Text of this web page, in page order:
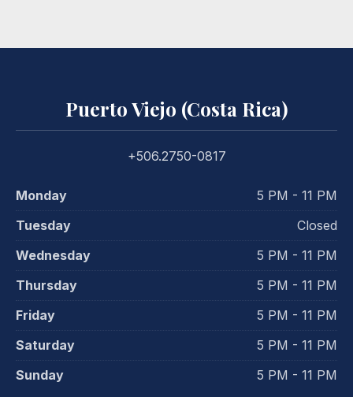
Puerto Viejo (Costa Rica)
+506.2750-0817
Monday
5 PM - 11 PM
Tuesday
Closed
Wednesday
5 PM - 11 PM
Thursday
5 PM - 11 PM
Friday
5 PM - 11 PM
Saturday
5 PM - 11 PM
Sunday
5 PM - 11 PM